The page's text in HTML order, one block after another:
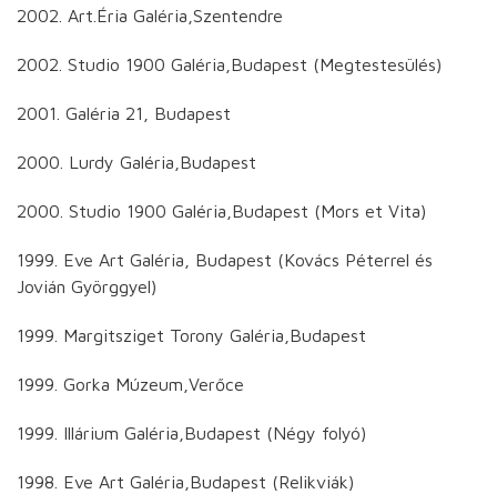
2002. Art.Éria Galéria,Szentendre
2002. Studio 1900 Galéria,Budapest (Megtestesülés)
2001. Galéria 21, Budapest
2000. Lurdy Galéria,Budapest
2000. Studio 1900 Galéria,Budapest (Mors et Vita)
1999. Eve Art Galéria, Budapest (Kovács Péterrel és
Jovián Györggyel)
1999. Margitsziget Torony Galéria,Budapest
1999. Gorka Múzeum,Verőce
1999. Illárium Galéria,Budapest (Négy folyó)
1998. Eve Art Galéria,Budapest (Relikviák)